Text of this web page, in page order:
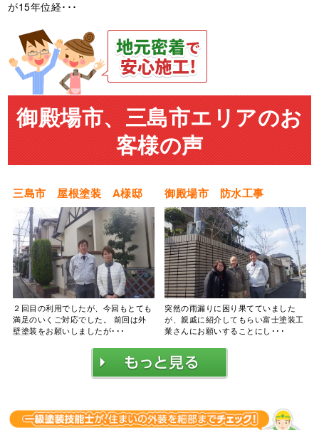
が15年位経･･･
御殿場市、三島市エリアのお
客様の声
三島市 屋根塗装 A様邸
２回目の利用でしたが、今回もとても
満足のいくご対応でした。 前回は外
壁塗装をお願いしましたが･･･
御殿場市 防水工事
突然の雨漏りに困り果てていました
が、親戚に紹介してもらい富士塗装工
業さんにお願いすることにし･･･